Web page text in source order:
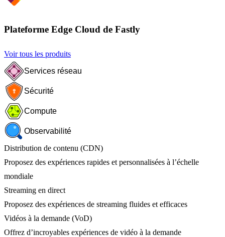
Plateforme Edge Cloud de Fastly
Voir tous les produits
Services réseau
Sécurité
Compute
Observabilité
Distribution de contenu (CDN)
Proposez des expériences rapides et personnalisées à l’échelle
mondiale
Streaming en direct
Proposez des expériences de streaming fluides et efficaces
Vidéos à la demande (VoD)
Offrez d’incroyables expériences de vidéo à la demande